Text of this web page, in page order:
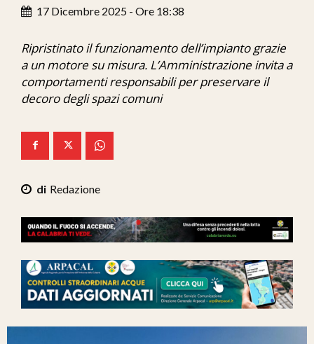
Ita-Mondo
C7 Play
Mix Zone
17 Dicembre 2025 - Ore 18:38
Ripristinato il funzionamento dell’impianto grazie
a un motore su misura. L’Amministrazione invita a
comportamenti responsabili per preservare il
decoro degli spazi comuni
Redazione